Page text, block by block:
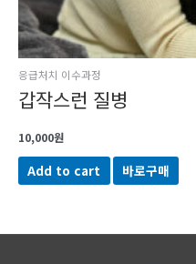
응급처치 이수과정
갑작스런 질병
10,000원
Add to cart 바로구매